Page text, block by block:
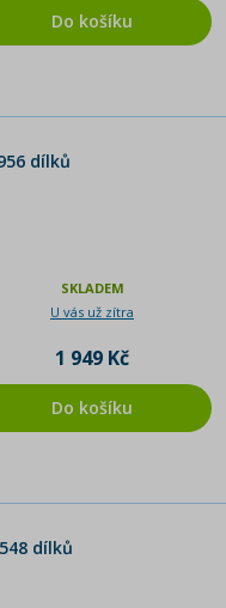
Do košíku
dílků
SKLADEM
U vás už zítra
1 949 Kč
Do košíku
dílků